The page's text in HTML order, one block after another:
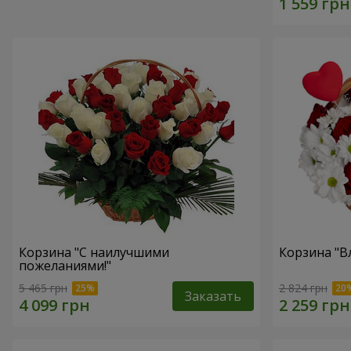
Корзина "С наилучшими
пожеланиями!"
5 465 грн Заказать
Корзина
2 824 грн